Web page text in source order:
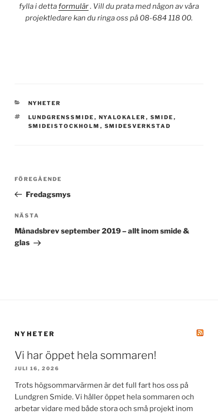
fylla i dettaformulär. Vill du prata med någon av våra
projektledare kan du ringa oss på 08-684 118 00.
KATEGORIER
NYHETER
TAGGAR
LUNDGRENSSMIDE , NYALOKALER , SMIDE ,
SMIDEISTOCKHOLM , SMIDESVERKSTAD
Inläggsnavigering
Föregående
inlägg
FÖREGÅENDE
Fredagsmys
Nästa
inlägg
NÄSTA
Månadsbrev september 2019 – allt inom smide &
glas
NYHETER
Vi har öppet hela sommaren!
JULI 16, 2026
Trots högsommarvärmen är det full fart hos oss på
Lundgren Smide. Vi håller öppet hela sommaren och
arbetar vidare med både stora och små projekt inom